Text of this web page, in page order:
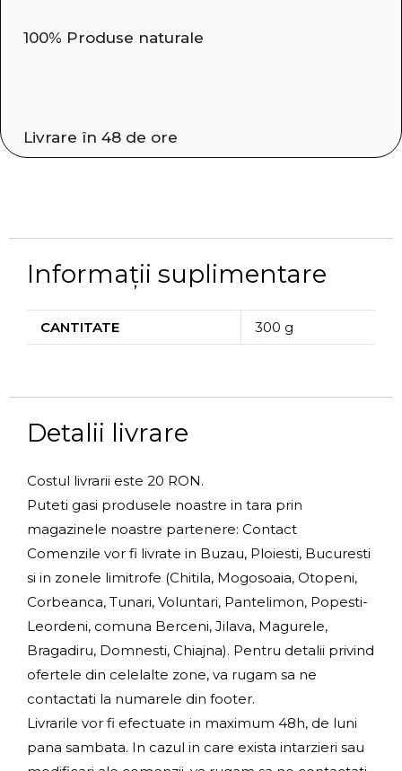
100% Produse naturale
Livrare în 48 de ore
Informații suplimentare
CANTITATE 300 g
Detalii livrare
Costul livrarii este 20 RON.
Puteti gasi produsele noastre in tara prin
magazinele noastre partenere: Contact
Comenzile vor fi livrate in Buzau, Ploiesti, Bucuresti
si in zonele limitrofe (Chitila, Mogosoaia, Otopeni,
Corbeanca, Tunari, Voluntari, Pantelimon, Popesti-
Leordeni, comuna Berceni, Jilava, Magurele,
Bragadiru, Domnesti, Chiajna). Pentru detalii privind
ofertele din celelalte zone, va rugam sa ne
contactati la numarele din footer.
Livrarile vor fi efectuate in maximum 48h, de luni
pana sambata. In cazul in care exista intarzieri sau